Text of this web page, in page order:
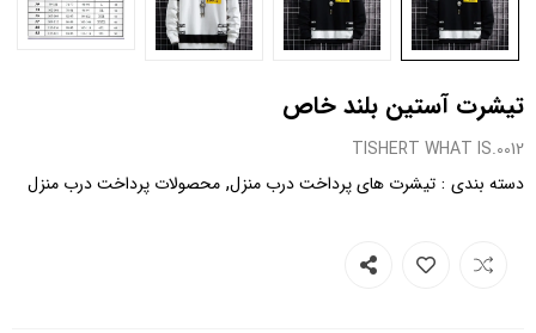
تیشرت آستین بلند خاص
0012.TISHERT WHAT IS
دسته بندی : تیشرت های پرداخت درب منزل, محصولات پرداخت درب منزل